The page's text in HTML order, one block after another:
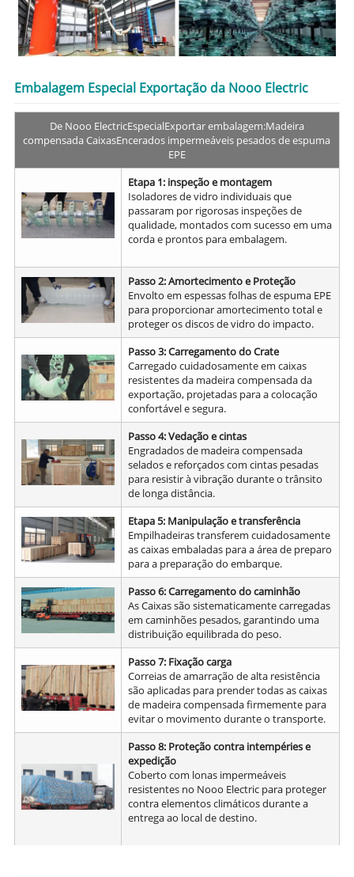
Embalagem Especial Exportação da Nooo Electric
De Nooo ElectricEspecialExportar embalagem:Madeira
compensada CaixasEncerados impermeáveis pesados de espuma
EPE
Etapa 1: inspeção e montagem
Isoladores de vidro individuais que
passaram por rigorosas inspeções de
qualidade, montados com sucesso em uma
corda e prontos para embalagem.
Passo 2: Amortecimento e Proteção
Envolto em espessas folhas de espuma EPE
para proporcionar amortecimento total e
proteger os discos de vidro do impacto.
Passo 3: Carregamento do Crate
Carregado cuidadosamente em caixas
resistentes da madeira compensada da
exportação, projetadas para a colocação
confortável e segura.
Passo 4: Vedação e cintas
Engradados de madeira compensada
selados e reforçados com cintas pesadas
para resistir à vibração durante o trânsito
de longa distância.
Etapa 5: Manipulação e transferência
Empilhadeiras transferem cuidadosamente
as caixas embaladas para a área de preparo
para a preparação do embarque.
Passo 6: Carregamento do caminhão
As Caixas são sistematicamente carregadas
em caminhões pesados, garantindo uma
distribuição equilibrada do peso.
Passo 7: Fixação carga
Correias de amarração de alta resistência
são aplicadas para prender todas as caixas
de madeira compensada firmemente para
evitar o movimento durante o transporte.
Passo 8: Proteção contra intempéries e
expedição
Coberto com lonas impermeáveis
resistentes no Nooo Electric para proteger
contra elementos climáticos durante a
entrega ao local de destino.